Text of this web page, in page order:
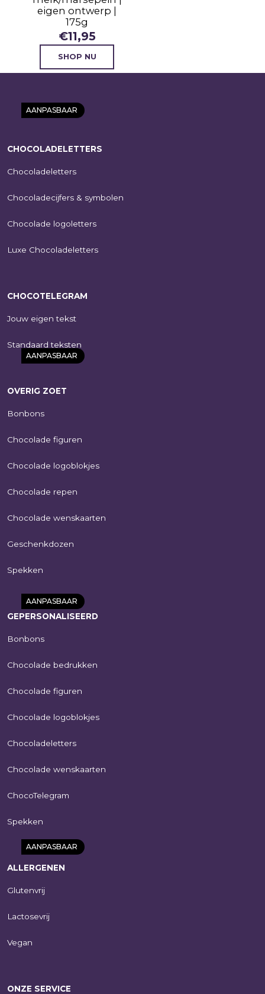
eigen ontwerp |
175g
€11,95
SHOP NU
AANPASBAAR
12 | melk/wit |
geschenkdoos |
AANPASBAAR
4 | melk/wit |
eigen logo | 42g
SHOP NU
AANPASBAAR
ChocoTelegram 21
melk/wit | eigen
€17,95
SHOP NU
AANPASBAAR
CHOCOLADELETTERS
Chocoladeletters
Chocoladecijfers & symbolen
Chocolade logoletters
Luxe Chocoladeletters
CHOCOTELEGRAM
Jouw eigen tekst
Standaard teksten
OVERIG ZOET
Bonbons
Chocolade figuren
Chocolade logoblokjes
Chocolade repen
Chocolade wenskaarten
Geschenkdozen
Spekken
GEPERSONALISEERD
Bonbons
Chocolade bedrukken
Chocolade figuren
Chocolade logoblokjes
Chocoladeletters
Chocolade wenskaarten
ChocoTelegram
Spekken
ALLERGENEN
Glutenvrij
Lactosevrij
Vegan
ONZE SERVICE